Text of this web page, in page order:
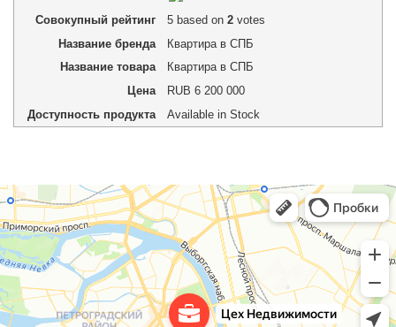
Совокупный рейтинг 5based on 2votes
Название бренда
Квартира в СПБ
Название товара
Квартира в СПБ
Цена
RUB 6 200 000
Доступность продукта
Available in Stock